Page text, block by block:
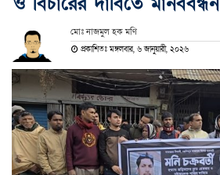
মোঃ নাজমুল হক মণি
প্রকাশিতঃ মঙ্গলবার, ৬ জানুয়ারী, ২০২৬